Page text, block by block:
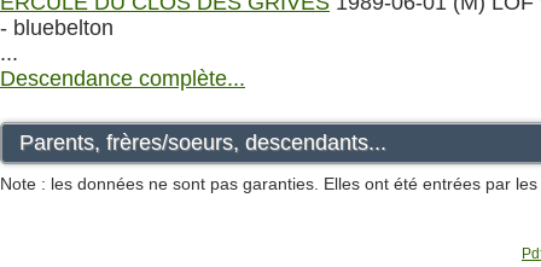
- bluebelton
...
Descendance complète...
Parents, frères/soeurs, descendants...
Note : les données ne sont pas garanties. Elles ont été entrées par